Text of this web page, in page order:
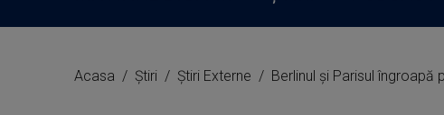
Acasa Știri Știri Externe Berlinul şi Parisul